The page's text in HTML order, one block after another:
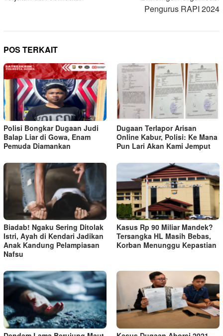
Pengurus RAPI 2024
POS TERKAIT
Polisi Bongkar Dugaan Judi
Balap Liar di Gowa, Enam
Pemuda Diamankan
Dugaan Terlapor Arisan
Online Kabur, Polisi: Ke Mana
Pun Lari Akan Kami Jemput
Biadab! Ngaku Sering Ditolak
Istri, Ayah di Kendari Jadikan
Anak Kandung Pelampiasan
Nafsu
Kasus Rp 90 Miliar Mandek?
Tersangka HL Masih Bebas,
Korban Menunggu Kepastian